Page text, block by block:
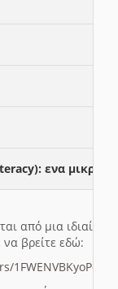
ενα μικρο
από μια
βρείτε εδώ: